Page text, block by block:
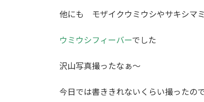
他にも モザイクウミウシやサキシマ
ウミウシフィーバーでした
沢山写真撮ったなぁ～
今日では書ききれないくらい撮ったの